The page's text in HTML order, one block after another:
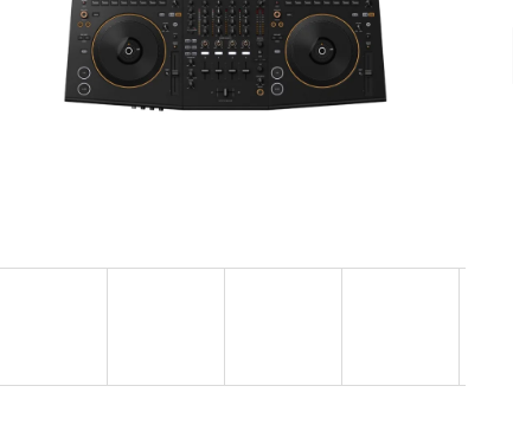
hviezdičiek.